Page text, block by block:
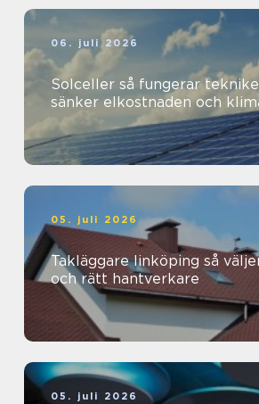
06. juli 2026
Solceller så fungerar tekniken som
sänker elkostnaden och
05. juli 2026
Takläggare linköping så väljer du rätt tak
och rätt hantverkare
05. juli 2026